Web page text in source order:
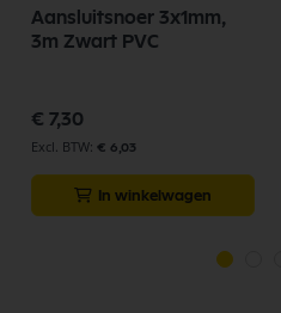
Aansluitsnoer 3x1mm,
3m Zwart PVC
€ 7,30
€ 6,03
In winkelwagen